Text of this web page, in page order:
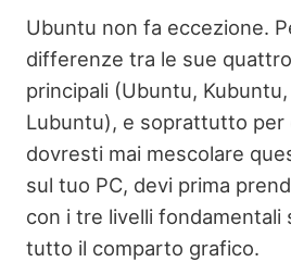
Ubuntu non fa eccezione.
differenze tra le sue
principali (Ubuntu,
Lubuntu), e soprattutto per
dovresti mai mescolare
sul tuo PC, devi prima
con i tre livelli fondamentali
tutto il comparto grafico.